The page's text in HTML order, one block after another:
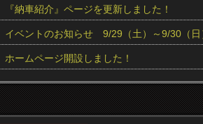
『納車紹介』ページを更新しました！
イベントのお知らせ 9/29（土）～9/30（日
ホームページ開設しました！